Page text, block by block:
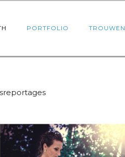
PORTFOLIO TROUWEN